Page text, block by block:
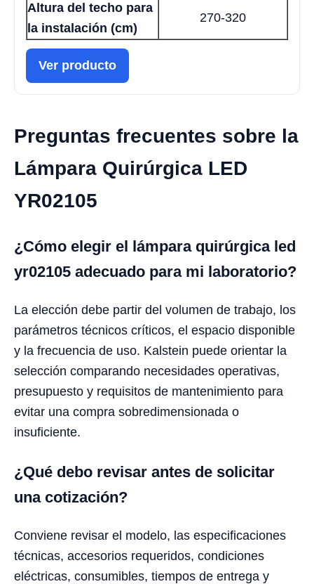
Altura del techo para
la instalación (cm)
270-320
Ver producto
Preguntas frecuentes sobre la
Lámpara Quirúrgica LED
YR02105
¿Cómo elegir el lámpara quirúrgica led
yr02105 adecuado para mi laboratorio?
La elección debe partir del volumen de trabajo, los
parámetros técnicos críticos, el espacio disponible
y la frecuencia de uso. Kalstein puede orientar la
selección comparando necesidades operativas,
presupuesto y requisitos de mantenimiento para
evitar una compra sobredimensionada o
insuficiente.
¿Qué debo revisar antes de solicitar
una cotización?
Conviene revisar el modelo, las especificaciones
técnicas, accesorios requeridos, condiciones
eléctricas, consumibles, tiempos de entrega y